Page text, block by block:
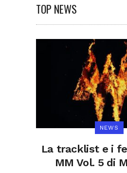
TOP NEWS
NEWS
La tracklist e i
MM Vol. 5 di